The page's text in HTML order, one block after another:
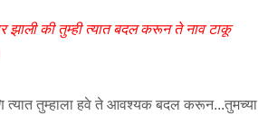
झाली की तुम्ही त्यात बदल करून ते नाव टाकू
त्यात तुम्हाला हवे ते आवश्यक बदल करून...तुमच्या